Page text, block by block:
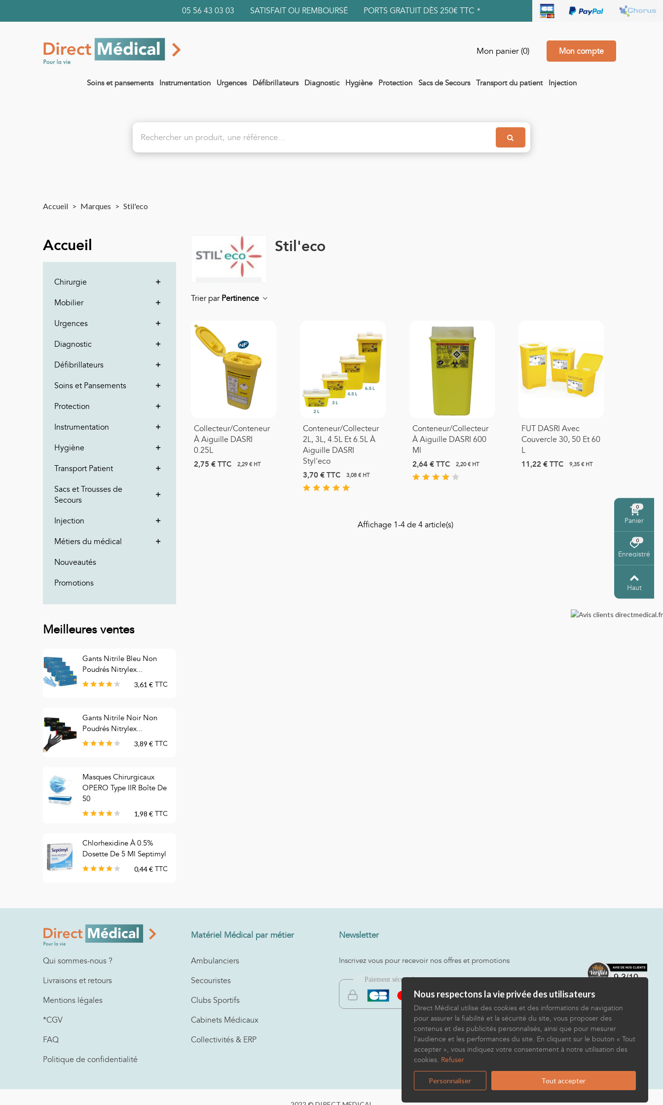
05 56 43 03 03 SATISFAIT OU REMBOURSÉ PORTS GRATUIT DÈS 250€ TTC *
Mon panier (0) Mon compte
Soins et pansements Instrumentation Urgences Défibrillateurs Diagnostic Hygiène Protection Sacs de Secours Transport du patient Injection
Accueil > Marques > Stil'eco
Accueil
Chirurgie
Mobilier
Urgences
Diagnostic
Défibrillateurs
Soins et Pansements
Protection
Instrumentation
Hygiène
Transport Patient
Sacs et Trousses de
Secours
Injection
Métiers du médical
Nouveautés
Promotions
Meilleures ventes
Gants Nitrile Bleu Non
Poudrés Nitrylex...
3,61 € TTC
Gants Nitrile Noir Non
Poudrés Nitrylex...
3,89 € TTC
Masques Chirurgicaux
OPERO Type IIR Boîte De
50
1,98 € TTC
Chlorhexidine À 0.5%
Dosette De 5 Ml Septimyl
0,44 € TTC
Stil'eco
Trier par Pertinence
Collecteur/conteneur
À Aiguille DASRI
0.25L
2,75 €TTC 2,29 € HT
Conteneur/collecteur
2L, 3L, 4.5L Et 6.5L À
Aiguille DASRI
Styl'eco
3,70 €TTC 3,08 € HT
Conteneur/collecteur
À Aiguille DASRI 600
Ml
2,64 €TTC 2,20 € HT
FUT DASRI Avec
Couvercle 30, 50 Et 60
L
11,22 €TTC 9,35 € HT
Affichage 1-4 de 4 article(s)
Qui sommes-nous ?
Livraisons et retours
Mentions légales
*CGV
FAQ
Politique de confidentialité
Matériel Médical par métier
Ambulanciers
Secouristes
Clubs Sportifs
Cabinets Médicaux
Collectivités & ERP
Newsletter
Inscrivez vous pour recevoir nos offres et promotions
Panier
0
Enregistré
0
Haut
Nous respectons la vie privée des utilisateurs
Direct Médical utilise des cookies et des informations de navigation
pour assurer la fiabilité et la sécurité du site, vous proposer des
contenus et des publicités personnalisés, ainsi que pour mesurer
l'audience et les performances du site. En cliquant sur le bouton « Tout
accepter », vous indiquez votre consentement à notre utilisation des
cookies. Refuser
Personnaliser Tout accepter